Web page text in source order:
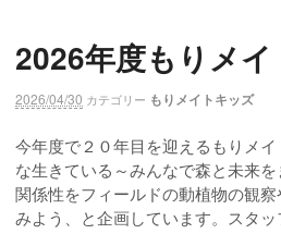
2026年度もりメ
2026/04/30 カテゴリー もりメイトキッズ
今年度で２０年目を迎えるもりメ
な生きている～みんなで森と未来
関係性をフィールドの動植物の観
みよう、と企画しています。スタ